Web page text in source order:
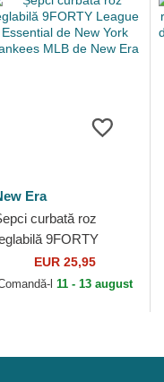
Era
curbată roz
9FORTY
League Essential de
York Yankees
EUR 25,95
l 11 - 13 august